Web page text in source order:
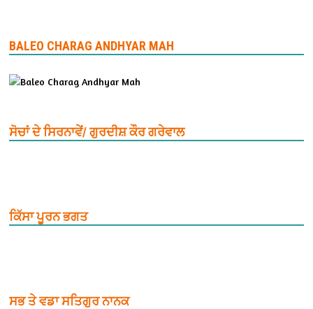
BALEO CHARAG ANDHYAR MAH
ਸੋਚਾਂ ਦੇ ਸਿਰਨਾਵੇਂ/ ਗੁਰਦੀਸ਼ ਕੌਰ ਗਰੇਵਾਲ
ਕਿੱਸਾ ਪੂਰਨ ਭਗਤ
ਸਭ ਤੇ ਵਡਾ ਸਤਿਗੁਰ ਨਾਨਕ